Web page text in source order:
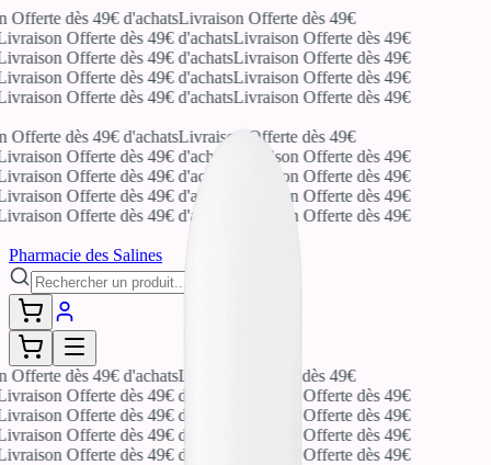
dès 49€ d'achatsLivraison Offerte dès 49€
Offerte dès 49€ d'achatsLivraison Offerte dès 49€
Offerte dès 49€ d'achatsLivraison Offerte dès 49€
Offerte dès 49€ d'achatsLivraison Offerte dès 49€
Offerte dès 49€ d'achatsLivraison Offerte dès 49€
dès 49€ d'achatsLivraison Offerte dès 49€
Offerte dès 49€ d'achats
Livraison Offerte dès 49€
Offerte dès 49€ d'achats
Livraison Offerte dès 49€
Offerte dès 49€ d'achats
Livraison Offerte dès 49€
Offerte dès 49€ d'achats
Livraison Offerte dès 49€
Pharmacie des Salines
dès 49€ d'achatsLivraison Offerte dès 49€
Offerte dès 49€ d'achats
Livraison Offerte dès 49€
Offerte dès 49€ d'achats
Livraison Offerte dès 49€
Offerte dès 49€ d'achats
Livraison Offerte dès 49€
Offerte dès 49€ d'achats
Livraison Offerte dès 49€